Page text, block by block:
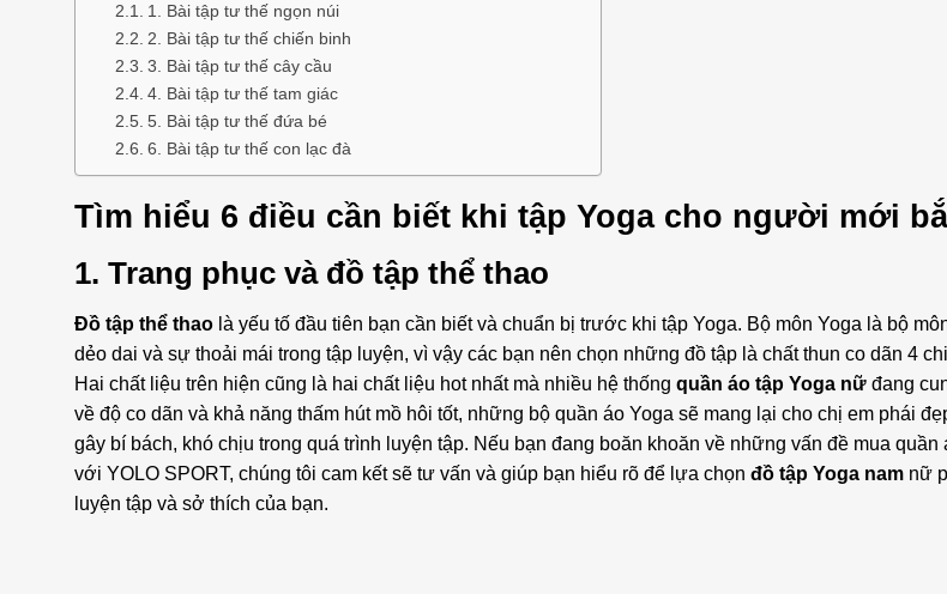
1. Bài tập tư thế ngọn núi
2. Bài tập tư thế chiến binh
3. Bài tập tư thế cây cầu
4. Bài tập tư thế tam giác
5. Bài tập tư thế đứa bé
6. Bài tập tư thế con lạc đà
Tìm hiểu 6 điều cần biết khi tập Yoga cho người mới
1. Trang phục và đồ tập thể thao
Đồ tập thể thao là yếu tố đầu tiên bạn cần biết và chuẩn bị trước khi tập Yoga. Bộ môn Yoga là bộ
dẻo dai và sự thoải mái trong tập luyện, vì vậy các bạn nên chọn những đồ tập là chất thun co dãn 4
Hai chất liệu trên hiện cũng là hai chất liệu hot nhất mà nhiều hệ thống quần áo tập Yoga nữ đang
về độ co dãn và khả năng thấm hút mồ hôi tốt, những bộ quần áo Yoga sẽ mang lại cho chị em phái
gây bí bách, khó chịu trong quá trình luyện tập. Nếu bạn đang boăn khoăn về những vấn đề mua quần
với YOLO SPORT, chúng tôi cam kết sẽ tư vấn và giúp bạn hiểu rõ để lựa chọn đồ tập Yoga nam nữ
luyện tập và sở thích của bạn.